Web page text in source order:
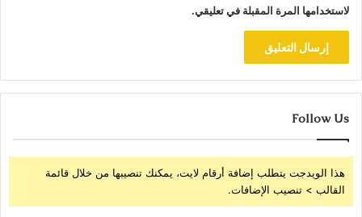
لاستخدامها المرة المقبلة في تعليقي.
Follow Us
هذا الويدجت يتطلب إضافة أرقام لايت، يمكنك تنصيبها من خلال قائمة
القالب > تنصيب الإضافات.